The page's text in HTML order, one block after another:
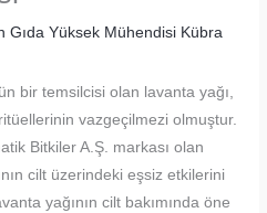
Gıda Yüksek Mühendisi Kübra
bir temsilcisi olan lavanta yağı,
vazgeçilmezi olmuştur.
Bitkiler A.Ş. markası olan
cilt üzerindeki eşsiz etkilerini
yağının cilt bakımında öne